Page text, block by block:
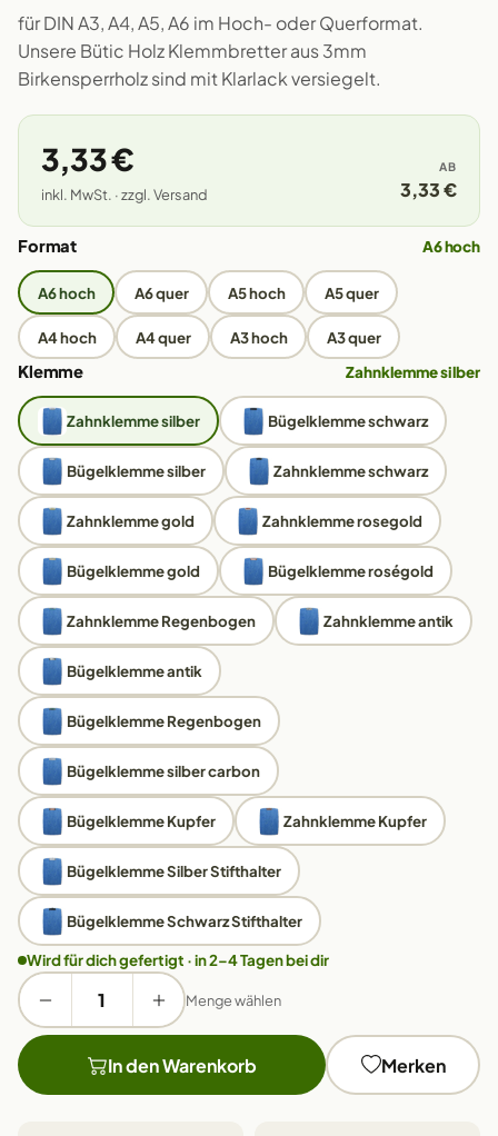
für DIN A3, A4, A5, A6 im Hoch- oder Querformat.
Unsere Bütic Holz Klemmbretter aus 3mm
Birkensperrholz sind mit Klarlack versiegelt.
3,33 €
inkl. MwSt. · zzgl. Versand
AB
3,33 €
Format A6 hoch
A6 hoch A6 quer A5 hoch A5 quer
A4 hoch A4 quer A3 hoch A3 quer
Klemme Zahnklemme silber
Zahnklemme silber Bügelklemme schwarz
Bügelklemme silber Zahnklemme schwarz
Zahnklemme gold Zahnklemme rosegold
Bügelklemme gold Bügelklemme roségold
Zahnklemme Regenbogen Zahnklemme antik
Bügelklemme antik
Bügelklemme Regenbogen
Bügelklemme silber carbon
Bügelklemme Kupfer Zahnklemme Kupfer
Bügelklemme Silber Stifthalter
Bügelklemme Schwarz Stifthalter
Wird für dich gefertigt · in 2–4 Tagen bei dir
Menge wählen
In den Warenkorb Merken